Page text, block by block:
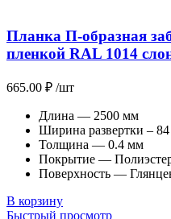
Планка П-образная
пленкой RAL 1014
665.00 ₽ /шт
Длина — 2500 мм
Ширина развертки –
Толщина — 0.4 мм
Покрытие —
Поверхность —
В корзину
Быстрый просмотр